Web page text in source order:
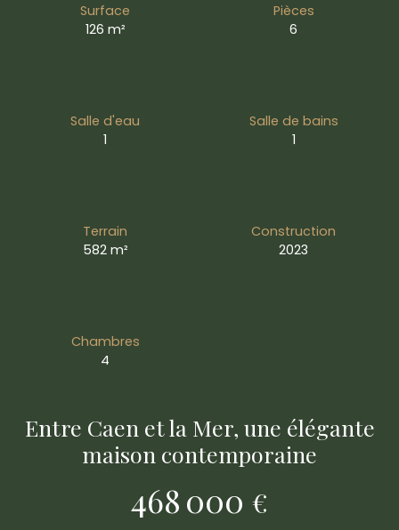
Surface
126 m²
Pièces
6
Salle d'eau
1
Salle de bains
1
Terrain
582 m²
Construction
2023
Chambres
4
Entre Caen et la Mer, une élégante
maison contemporaine
468 000 €